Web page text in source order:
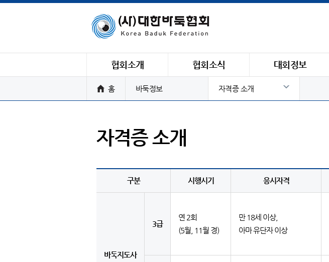
협회소개 협회소식 대회정보
홈 바둑정보 자격증 소개
자격증 소개
구분 시행시기 응시자격
바둑지도사
3급
연 2회
(5월, 11월 경)
만 18세 이상,
아마 유단자 이상